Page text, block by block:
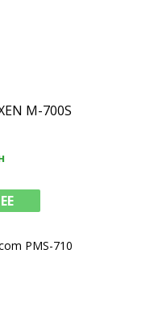
M-700S